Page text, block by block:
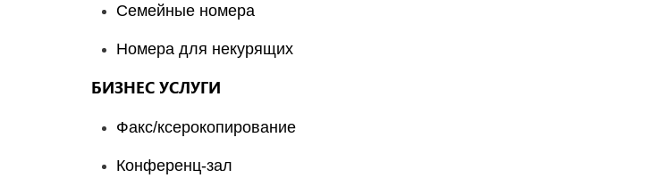
Семейные номера
Номера для некурящих
БИЗНЕС УСЛУГИ
Факс/ксерокопирование
Конференц-зал